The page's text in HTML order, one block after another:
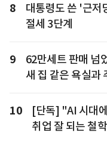
8
대통령도 쓴 '근저
절세 3단계
9
62만세트 판매 넘
새 집 같은 욕실과
10
[단독] "AI 시대
취업 잘 되는 철